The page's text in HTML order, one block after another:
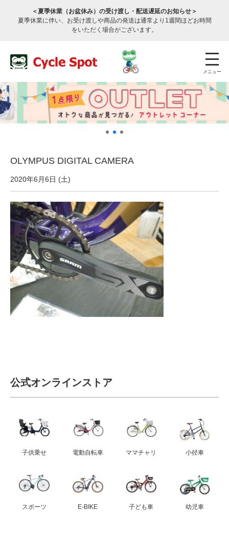
＜夏季休業（お盆休み）の受け渡し・配送遅延のお知らせ＞
夏季休業に伴い、お受け渡しや商品の発送は通常より1週間ほどお時間
をいただく場合がございます。
メニュー
サービスのご案内
サービス全般
修理・メンテナンス工賃
盗難保証
PB全車種カタログ
Norwayシリーズ
コンテンツ
OLYMPUS DIGITAL CAMERA
2020年6月6日 (土)
公式オンラインストア
子供乗せ 電動自転車 ママチャリ 小径車
スポーツ E-BIKE 子ども車 幼児車